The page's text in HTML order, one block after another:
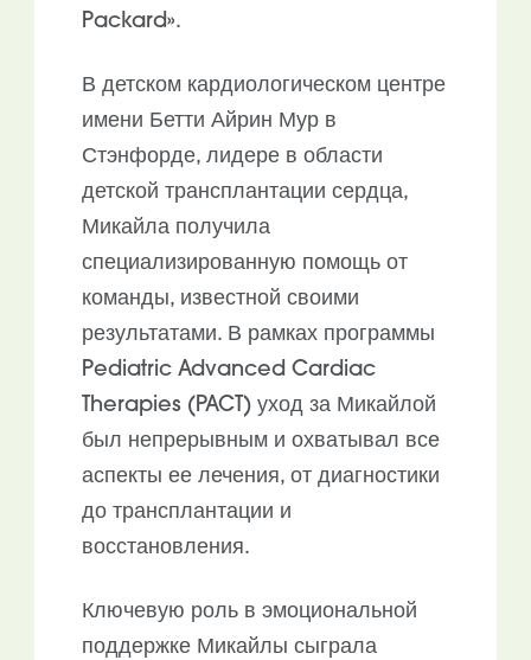
Packard».
В детском кардиологическом центре
имени Бетти Айрин Мур в
Стэнфорде, лидере в области
детской трансплантации сердца,
Микайла получила
специализированную помощь от
команды, известной своими
результатами. В рамках программы
Pediatric Advanced Cardiac
Therapies (PACT) уход за Микайлой
был непрерывным и охватывал все
аспекты ее лечения, от диагностики
до трансплантации и
восстановления.
Ключевую роль в эмоциональной
поддержке Микайлы сыграла